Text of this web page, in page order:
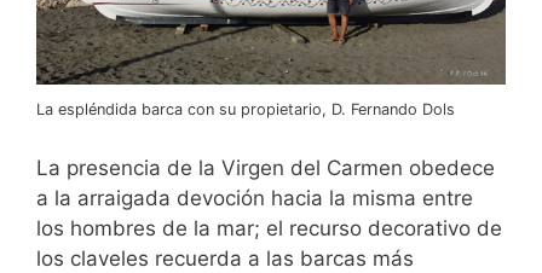
La espléndida barca con su propietario, D. Fernando Dols
La presencia de la Virgen del Carmen obedece
a la arraigada devoción hacia la misma entre
los hombres de la mar; el recurso decorativo de
los claveles recuerda a las barcas más